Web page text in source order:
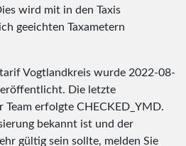
wird mit in den Taxis
geeichten Taxametern
Vogtlandkreis wurde 2022-08-
Die letzte
Team erfolgte CHECKED_YMD.
bekannt ist und der
gültig sein sollte, melden Sie